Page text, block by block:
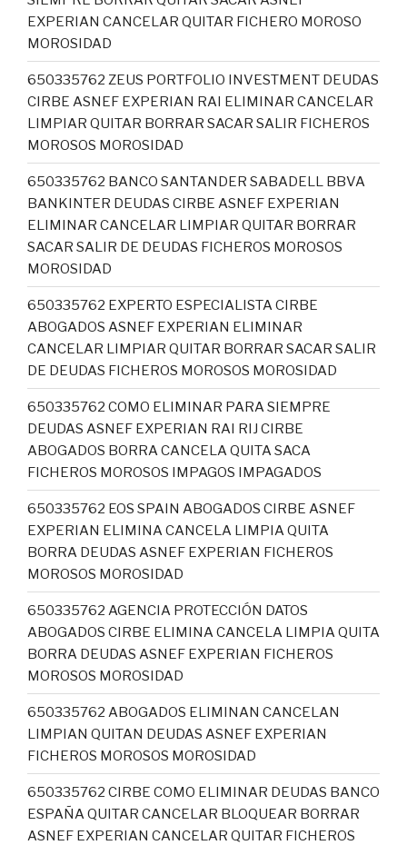
EXPERIAN CANCELAR QUITAR FICHERO MOROSO
MOROSIDAD
650335762 ZEUS PORTFOLIO INVESTMENT DEUDAS
CIRBE ASNEF EXPERIAN RAI ELIMINAR CANCELAR
LIMPIAR QUITAR BORRAR SACAR SALIR FICHEROS
MOROSOS MOROSIDAD
650335762 BANCO SANTANDER SABADELL BBVA
BANKINTER DEUDAS CIRBE ASNEF EXPERIAN
ELIMINAR CANCELAR LIMPIAR QUITAR BORRAR
SACAR SALIR DE DEUDAS FICHEROS MOROSOS
MOROSIDAD
650335762 EXPERTO ESPECIALISTA CIRBE
ABOGADOS ASNEF EXPERIAN ELIMINAR
CANCELAR LIMPIAR QUITAR BORRAR SACAR SALIR
DE DEUDAS FICHEROS MOROSOS MOROSIDAD
650335762 COMO ELIMINAR PARA SIEMPRE
DEUDAS ASNEF EXPERIAN RAI RIJ CIRBE
ABOGADOS BORRA CANCELA QUITA SACA
FICHEROS MOROSOS IMPAGOS IMPAGADOS
650335762 EOS SPAIN ABOGADOS CIRBE ASNEF
EXPERIAN ELIMINA CANCELA LIMPIA QUITA
BORRA DEUDAS ASNEF EXPERIAN FICHEROS
MOROSOS MOROSIDAD
650335762 AGENCIA PROTECCIÓN DATOS
ABOGADOS CIRBE ELIMINA CANCELA LIMPIA QUITA
BORRA DEUDAS ASNEF EXPERIAN FICHEROS
MOROSOS MOROSIDAD
650335762 ABOGADOS ELIMINAN CANCELAN
LIMPIAN QUITAN DEUDAS ASNEF EXPERIAN
FICHEROS MOROSOS MOROSIDAD
650335762 CIRBE COMO ELIMINAR DEUDAS BANCO
ESPAÑA QUITAR CANCELAR BLOQUEAR BORRAR
ASNEF EXPERIAN CANCELAR QUITAR FICHEROS